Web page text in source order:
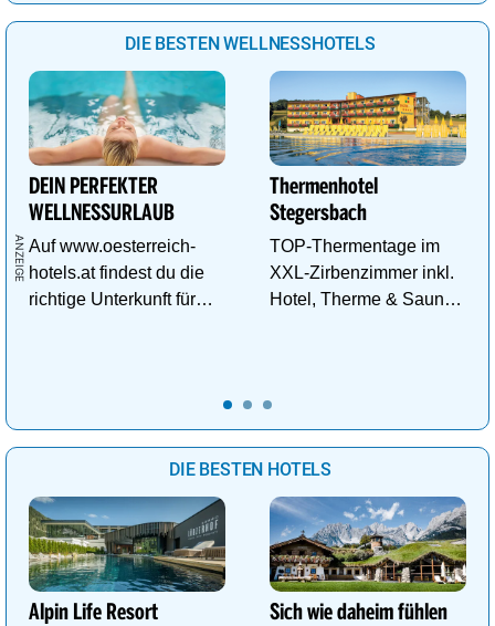
DIE BESTEN WELLNESSHOTELS
DEIN PERFEKTER
WELLNESSURLAUB
Auf www.oesterreich-
hotels.at findest du die
richtige Unterkunft für
Thermenhotel
Stegersbach
TOP-Thermentage im
XXL-Zirbenzimmer inkl.
Hotel, Therme & Sauna
DIE BESTEN HOTELS
Alpin Life Resort Sich wie daheim fühlen